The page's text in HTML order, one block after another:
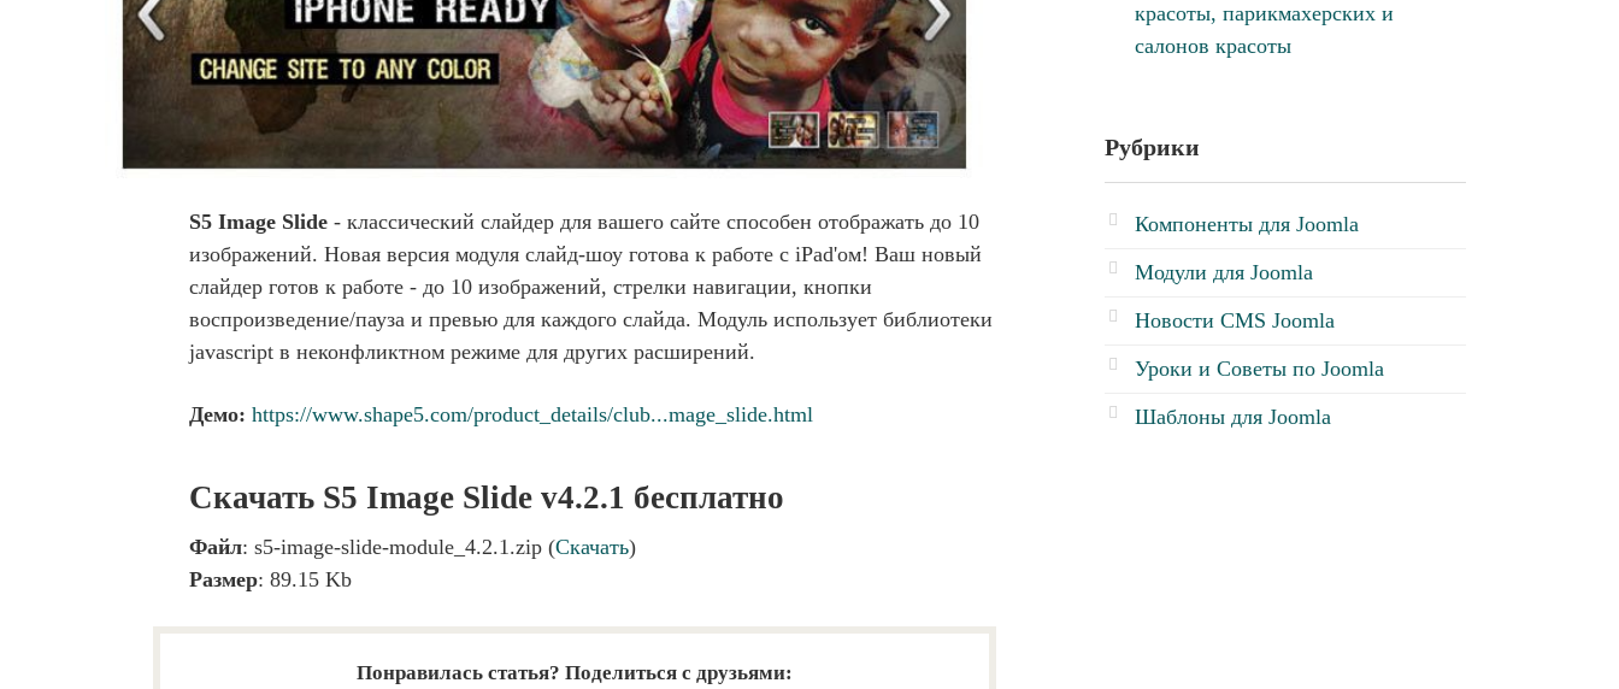
S5 Image Slide - классический слайдер для вашего сайте способен отображать до 10
изображений. Новая версия модуля слайд-шоу готова к работе с iPad'ом! Ваш новый
слайдер готов к работе - до 10 изображений, стрелки навигации, кнопки
воспроизведение/пауза и превью для каждого слайда. Модуль использует библиотеки
javascript в неконфликтном режиме для других расширений.
Демо: https://www.shape5.com/product_details/club...mage_slide.html
Скачать S5 Image Slide v4.2.1 бесплатно
Файл: s5-image-slide-module_4.2.1.zip (Скачать)
Размер: 89.15 Kb
Понравилась статья? Поделиться с друзьями:
красоты, парикмахерских и
салонов красоты
Рубрики
Компоненты для Joomla
Модули для Joomla
Новости CMS Joomla
Уроки и Советы по Joomla
Шаблоны для Joomla